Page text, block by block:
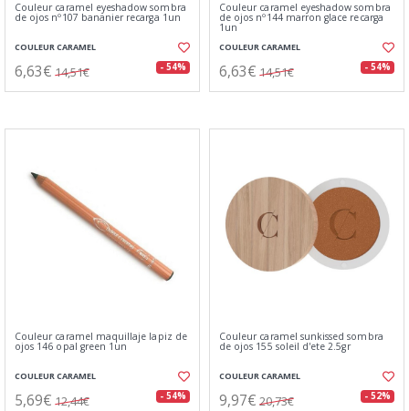
Couleur caramel eyeshadow sombra
de ojos nº107 bananier recarga 1un
COULEUR CARAMEL
6,63€ 14,51€ - 54%
Couleur caramel eyeshadow sombra
de ojos nº144 marron glace recarga
1un
COULEUR CARAMEL
6,63€ 14,51€ - 54%
Couleur caramel maquillaje lapiz de
ojos 146 opal green 1un
COULEUR CARAMEL
5,69€ 12,44€ - 54%
Couleur caramel sunkissed sombra
de ojos 155 soleil d'ete 2.5gr
COULEUR CARAMEL
9,97€ 20,73€ - 52%